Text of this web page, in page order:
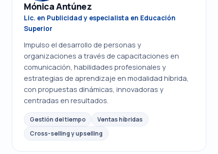
Mónica Antúnez
Lic. en Publicidad y especialista en Educación
Superior
Impulso el desarrollo de personas y
organizaciones a través de capacitaciones en
comunicación, habilidades profesionales y
estrategias de aprendizaje en modalidad híbrida,
con propuestas dinámicas, innovadoras y
centradas en resultados.
Gestión del tiempo
Ventas híbridas
Cross-selling y upselling